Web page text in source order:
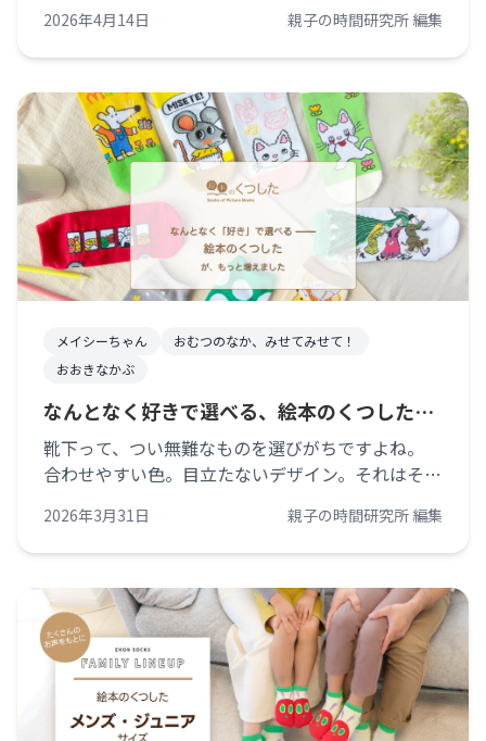
ーツも外さない。でも、だからこそ少しだけ、違う
選択をしてみたくなることもあると思う [&hellip;]
2026年4月14日 親子の時間研究所 編集
メイシーちゃん
おむつのなか、みせてみせて！
おおきなかぶ
なんとなく好きで選べる、絵本のくつしたが
増えました。
靴下って、つい無難なものを選びがちですよね。
合わせやすい色。目立たないデザイン。それはそれ
な」 そんな理由だけで選びたくなることもありま
せんか。今回の絵本のくつしたは、ま [&hellip;]
2026年3月31日 親子の時間研究所 編集